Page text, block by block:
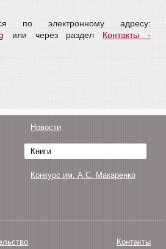
по электронному адресу:
или через раздел Контакты -
Новости
Книги
Конкурс им. А.С. Макаренко
Контакты